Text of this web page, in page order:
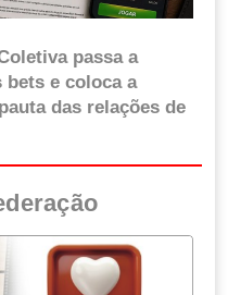
passa a
e coloca a
das relações de